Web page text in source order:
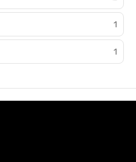
1
1